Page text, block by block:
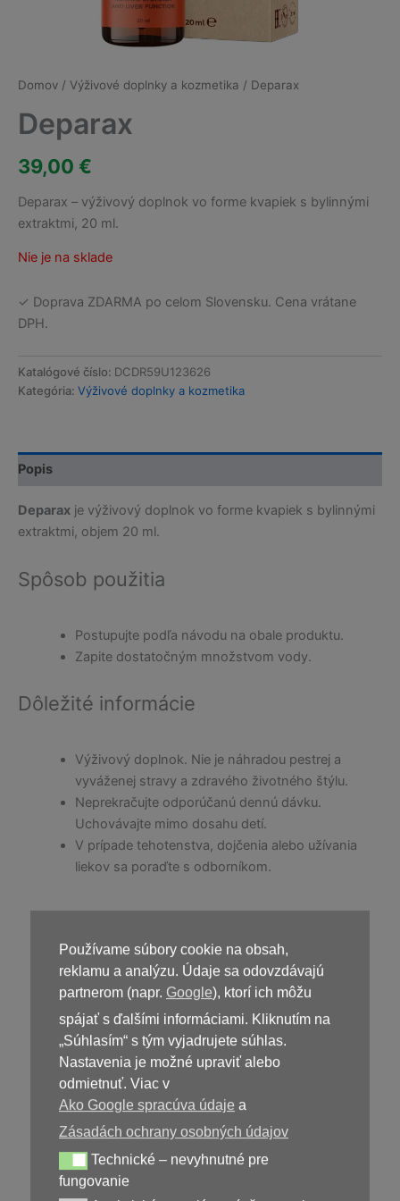
Používame súbory cookie na obsah,
reklamu a analýzu. Údaje sa odovzdávajú
partnerom (napr. Google), ktorí ich môžu
spájať s ďalšími informáciami. Kliknutím na
„Súhlasím“ s tým vyjadrujete súhlas.
Nastavenia je možné upraviť alebo
odmietnuť. Viac v
Ako Google spracúva údaje a
Zásadách ochrany osobných údajov
Technické – nevyhnutné pre fungovanie
Technické – nevyhnutné pre
fungovanie
Domov / Výživové doplnky a kozmetika / Deparax
Deparax
39,00 €
Deparax – výživový doplnok vo forme kvapiek s bylinnými
extraktmi, 20 ml.
Nie je na sklade
✓ Doprava ZDARMA po celom Slovensku. Cena vrátane
DPH.
Katalógové číslo: DCDR59U123626
Kategória: Výživové doplnky a kozmetika
Popis
Deparax je výživový doplnok vo forme kvapiek s bylinnými
extraktmi, objem 20 ml.
Spôsob použitia
Postupujte podľa návodu na obale produktu.
Zapite dostatočným množstvom vody.
Dôležité informácie
Výživový doplnok. Nie je náhradou pestrej a
vyváženej stravy a zdravého životného štýlu.
Neprekračujte odporúčanú dennú dávku.
Uchovávajte mimo dosahu detí.
V prípade tehotenstva, dojčenia alebo užívania
liekov sa poraďte s odborníkom.
Kúpiť Deparax
39,00€